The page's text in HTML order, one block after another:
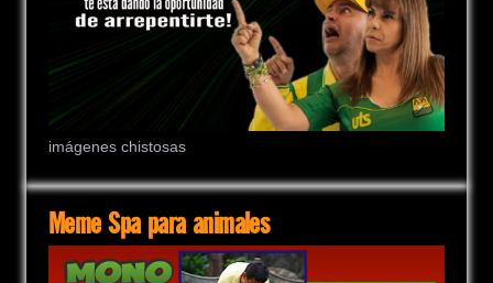
imágenes chistosas
Meme Spa para animales